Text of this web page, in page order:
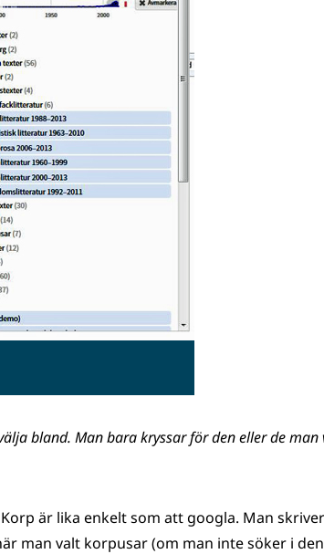
bland. Man bara kryssar för den eller de
är lika enkelt som att googla. Man
man valt korpusar (om man inte söker i